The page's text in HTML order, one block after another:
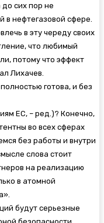
сих пор не
в нефтегазовой сфере.
в эту череду своих
что любимый
потому что эффект
Лихачев.
готова, и без
ЕС, – ред.)? Конечно,
во всех сферах
без работы и внутри
слова стоит
на реализацию
в атомной
будут серьезные